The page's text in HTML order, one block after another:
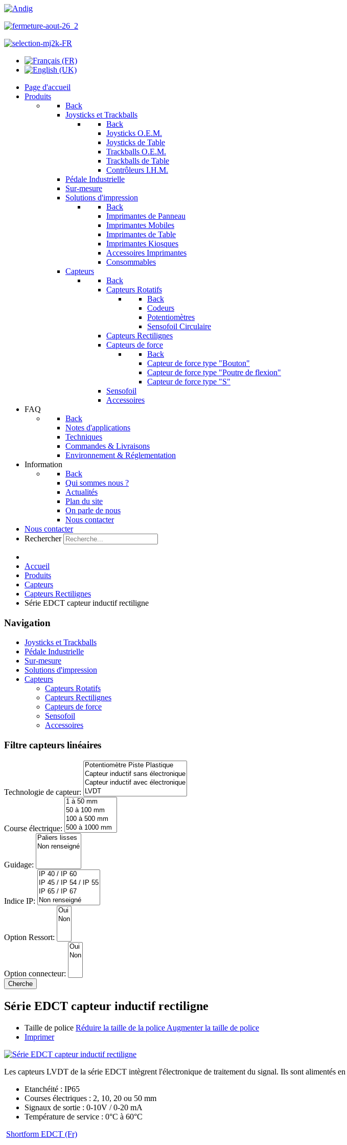
Page d'accueil
Produits
Back
Joysticks et Trackballs
Back
Joysticks O.E.M.
Joysticks de Table
Trackballs O.E.M.
Trackballs de Table
Contrôleurs I.H.M.
Pédale Industrielle
Sur-mesure
Solutions d'impression
Back
Imprimantes de Panneau
Imprimantes Mobiles
Imprimantes de Table
Imprimantes Kiosques
Accessoires Imprimantes
Consommables
Capteurs
Back
Capteurs Rotatifs
Back
Codeurs
Potentiomètres
Sensofoil Circulaire
Capteurs Rectilignes
Capteurs de force
Back
Capteur de force type "Bouton"
Capteur de force type "Poutre de flexion"
Capteur de force type "S"
Sensofoil
Accessoires
FAQ
Back
Notes d'applications
Techniques
Commandes & Livraisons
Environnement & Réglementation
Information
Back
Qui sommes nous ?
Actualités
Plan du site
On parle de nous
Nous contacter
Nous contacter
Rechercher
Accueil
Produits
Capteurs
Capteurs Rectilignes
Série EDCT capteur inductif rectiligne
Navigation
Joysticks et Trackballs
Pédale Industrielle
Sur-mesure
Solutions d'impression
Capteurs
Capteurs Rotatifs
Capteurs Rectilignes
Capteurs de force
Sensofoil
Accessoires
Filtre capteurs linéaires
Technologie de capteur:
Course électrique:
Guidage:
Indice IP:
Option Ressort:
Option connecteur:
Série EDCT capteur inductif rectiligne
Taille de police Réduire la taille de la police Augmenter la taille de police
Imprimer
Les capteurs LVDT de la série EDCT intègrent l'électronique de traitement du signal. Ils sont alimentés
Etanchéité : IP65
Courses électriques : 2, 10, 20 ou 50 mm
Signaux de sortie : 0-10V / 0-20 mA
Température de service : 0°C à 60°C
Shortform EDCT (Fr)